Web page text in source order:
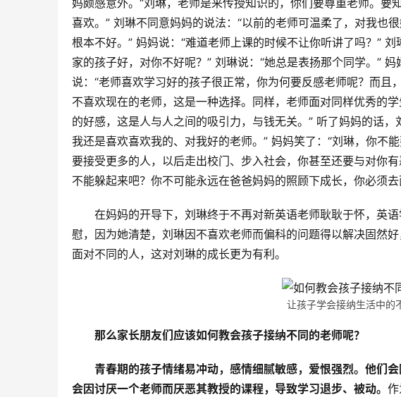
妈颇感意外。“刘琳，老师是来传授知识的，你们要尊重老师。
喜欢。” 刘琳不同意妈妈的说法：“以前的老师可温柔了，对我也
根本不好。” 妈妈说：“难道老师上课的时候不让你听讲了吗？”
家的孩子好，对你不好呢？” 刘琳说：“她总是表扬那个同学。”
说：“老师喜欢学习好的孩子很正常，你为何要反感老师呢？而
不喜欢现在的老师，这是一种选择。同样，老师面对同样优秀的
的好感，这是人与人之间的吸引力，与钱无关。” 听了妈妈的话
我还是喜欢喜欢我的、对我好的老师。” 妈妈笑了：“刘琳，你不
要接受更多的人，以后走出校门、步入社会，你甚至还要与对你
不能躲起来吧？你不可能永远在爸爸妈妈的照顾下成长，你必须
在妈妈的开导下，刘琳终于不再对新英语老师耿耿于怀，英
慰，因为她清楚，刘琳因不喜欢老师而偏科的问题得以解决固然
面对不同的人，这对刘琳的成长更为有利。
让孩子学会接纳生活中的
那么家长朋友们应该如何教会孩子接纳不同的老师呢？
青春期的孩子情绪易冲动，感情细腻敏感，爱恨强烈。他们
会因讨厌一个老师而厌恶其教授的课程，导致学习退步、被动。 作